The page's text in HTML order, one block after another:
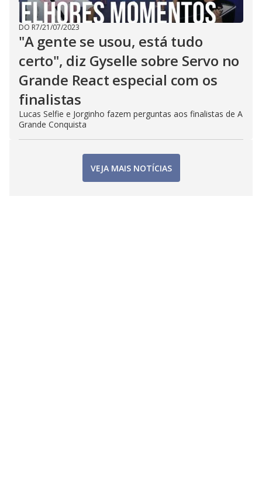
DO R7/21/07/2023
"A gente se usou, está tudo
certo", diz Gyselle sobre Servo no
Grande React especial com os
finalistas
Lucas Selfie e Jorginho fazem perguntas aos finalistas de A
Grande Conquista
VEJA MAIS NOTÍCIAS